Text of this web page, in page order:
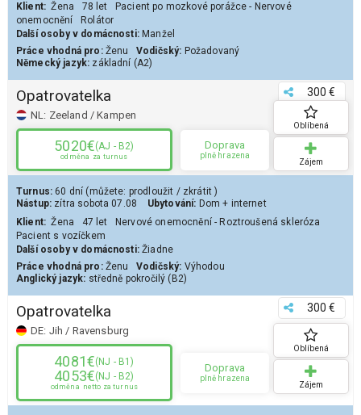
Klient: Žena 78 let
Pacient po mozkové porážce - Nervové
onemocnění
Rolátor
Další osoby v domácnosti: Manžel
Práce vhodná pro:Ženu Vodičský: Požadovaný
Německý jazyk: základní (A2)
Opatrovatelka
NL: Zeeland / Kampen
300 €
5020€(AJ - B2)
odměna za turnus
Doprava
plně hrazena
Oblíbená
Zájem
Turnus: 60 dní (můžete: prodloužit / zkrátit)
Nástup: zítra sobota 07.08 Ubytování: Dom + internet
Klient: Žena 47 let
Nervové onemocnění - Roztroušená skleróza
Pacient s vozíčkem
Další osoby v domácnosti: Žiadne
Práce vhodná pro:Ženu Vodičský: Výhodou
Anglický jazyk: středně pokročilý (B2)
Opatrovatelka
DE: Jih / Ravensburg
300 €
4081€(NJ - B1)
4053€(NJ - B2)
odměna netto za turnus
Doprava
plně hrazena
Oblíbená
Zájem